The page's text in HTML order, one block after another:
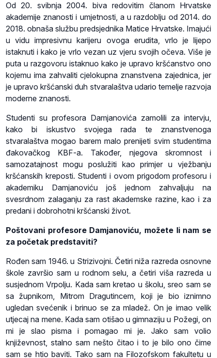
Od 20. svibnja 2004. biva redovitim članom Hrvatske
akademije znanosti i umjetnosti, a u razdoblju od 2014. do
2018. obnaša službu predsjednika Matice Hrvatske. Imajući
u vidu impresivnu karijeru ovoga erudita, vrlo je lijepo
istaknuti i kako je vrlo vezan uz vjeru svojih očeva. Više je
puta u razgovoru istaknuo kako je upravo kršćanstvo ono
kojemu ima zahvaliti cjelokupna znanstvena zajednica, jer
je upravo kršćanski duh stvaralaštva udario temelje razvoja
moderne znanosti.
Studenti su profesora Damjanovića zamolili za intervju,
kako bi iskustvo svojega rada te znanstvenoga
stvaralaštva mogao barem malo prenijeti svim studentima
đakovačkog KBF-a. Također, njegova skromnost i
samozatajnost mogu poslužiti kao primjer u vježbanju
kršćanskih kreposti. Studenti i ovom prigodom profesoru i
akademiku Damjanoviću još jednom zahvaljuju na
svesrdnom zalaganju za rast akademske razine, kao i za
predani i dobrohotni kršćanski život.
Poštovani profesore Damjanoviću, možete li nam se
za početak predstaviti?
Rođen sam 1946. u Strizivojni. Četiri niža razreda osnovne
škole završio sam u rodnom selu, a četiri viša razreda u
susjednom Vrpolju. Kada sam kretao u školu, sreo sam se
sa župnikom, Mitrom Dragutincem, koji je bio iznimno
ugledan svećenik i brinuo se za mladež. On je imao velik
utjecaj na mene. Kada sam otišao u gimnaziju u Požegi, on
mi je slao pisma i pomagao mi je. Jako sam volio
književnost, stalno sam nešto čitao i to je bilo ono čime
sam se htio baviti. Tako sam na Filozofskom fakultetu u